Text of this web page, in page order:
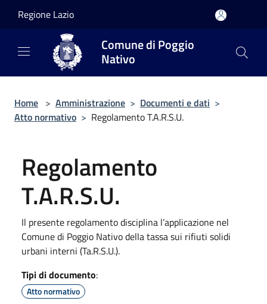
Regione Lazio
Comune di Poggio
Nativo
Home > Amministrazione > Documenti e dati >
Atto normativo > Regolamento T.A.R.S.U.
Regolamento
T.A.R.S.U.
Il presente regolamento disciplina l’applicazione nel
Comune di Poggio Nativo della tassa sui rifiuti solidi
urbani interni (Ta.R.S.U.).
Tipi di documento:
Atto normativo